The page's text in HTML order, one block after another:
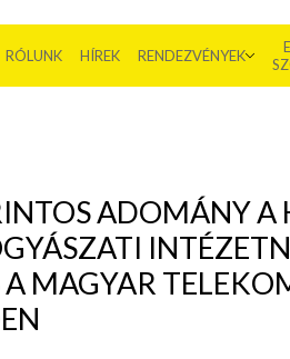
RÓLUNK HÍREK RENDEZVÉNYEK
ADOMÁNY A
A MAGYAR